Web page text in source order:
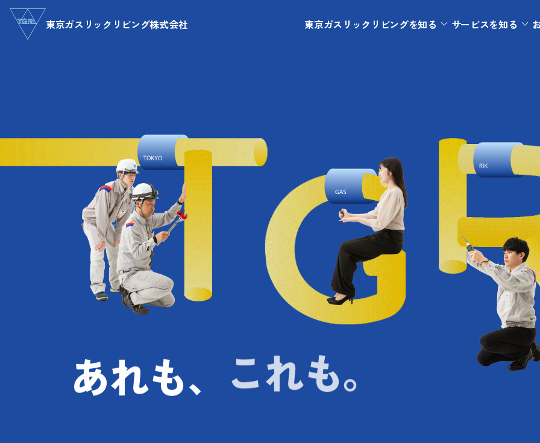
東京ガスリックリビング株式会社 東京ガスリックリビングを知る
東京ガスリックリビングの考え方 会社情
沿革 数字で見る
サービスを知る
機器修理
機器交換
法人のお客さま
空調設備
設備機器工事
あれも、 これも。